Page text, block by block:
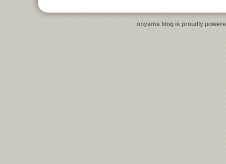
ooyama blog is proudly